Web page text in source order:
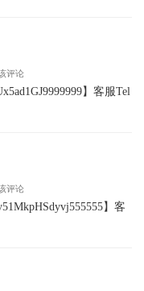
评论
】客服Tel
评论
】客